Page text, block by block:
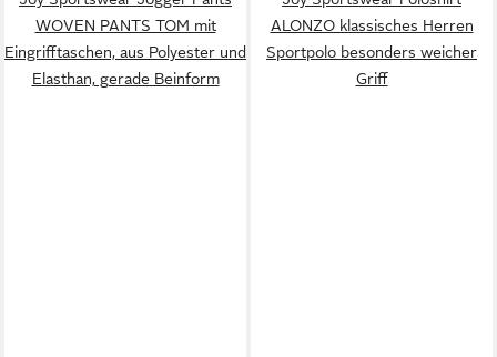
WOVEN PANTS TOM mit
Eingrifftaschen, aus Polyester und
Elasthan, gerade Beinform
ALONZO klassisches Herren
Sportpolo besonders weicher
Griff